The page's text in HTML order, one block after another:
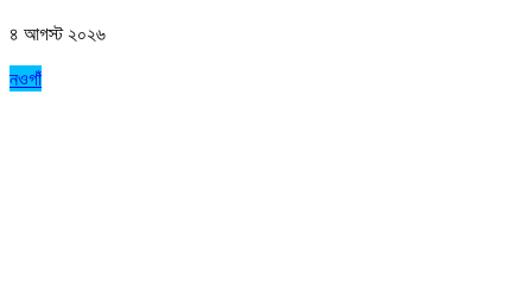
৪ আগস্ট ২০২৬
নওগাঁ